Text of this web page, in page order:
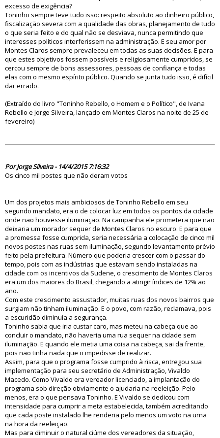
excesso de exigência?
Toninho sempre teve tudo isso: respeito absoluto ao dinheiro público,
fiscalização severa com a qualidade das obras, planejamento de tudo
o que seria feito e do qual não se desviava, nunca permitindo que
interesses políticos interferissem na administração. E seu amor por
Montes Claros sempre prevaleceu em todas as suas decisões. E para
que estes objetivos fossem possíveis e religiosamente cumpridos, se
cercou sempre de bons assessores, pessoas de confiança e todas
elas com o mesmo espírito público. Quando se junta tudo isso, é difícil
dar errado.
(Extraído do livro "Toninho Rebello, o Homem e o Político", de Ivana
Rebello e Jorge Silveira, lançado em Montes Claros na noite de 25 de
fevereiro)
Por Jorge Silveira - 14/4/2015 7:16:32
Os cinco mil postes que não deram votos
Um dos projetos mais ambiciosos de Toninho Rebello em seu
segundo mandato, era o de colocar luz em todos os pontos da cidade
onde não houvesse iluminação. Na campanha ele prometera que não
deixaria um morador sequer de Montes Claros no escuro. E para que
a promessa fosse cumprida, seria necessária a colocação de cinco mil
novos postes nas ruas sem iluminação, segundo levantamento prévio
feito pela prefeitura. Número que poderia crescer com o passar do
tempo, pois com as indústrias que estavam sendo instaladas na
cidade com os incentivos da Sudene, o crescimento de Montes Claros
era um dos maiores do Brasil, chegando a atingir índices de 12% ao
ano.
Com este crescimento assustador, muitas ruas dos novos bairros que
surgiam não tinham iluminação. E o povo, com razão, reclamava, pois
a escuridão diminuía a segurança.
Toninho sabia que iria custar caro, mas meteu na cabeça que ao
concluir o mandato, não haveria uma rua sequer na cidade sem
iluminação. E quando ele metia uma coisa na cabeça, sai da frente,
pois não tinha nada que o impedisse de realizar.
Assim, para que o programa fosse cumprido à risca, entregou sua
implementação para seu secretário de Administração, Vivaldo
Macedo. Como Vivaldo era vereador licenciado, a implantação do
programa sob direção obviamente o ajudaria na reeleição. Pelo
menos, era o que pensava Toninho. E Vivaldo se dedicou com
intensidade para cumprir a meta estabelecida, também acreditando
que cada poste instalado lhe renderia pelo menos um voto na urna
na hora da reeleição.
Mas para diminuir o natural ciúme dos vereadores da situação,